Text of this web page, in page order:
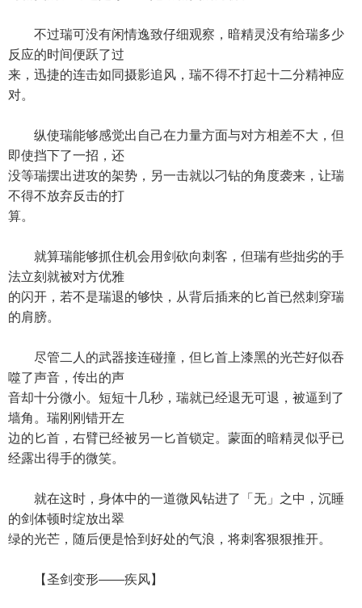
不过瑞可没有闲情逸致仔细观察，暗精灵没有给瑞多少
反应的时间便跃了过
来，迅捷的连击如同摄影追风，瑞不得不打起十二分精神应
对。
纵使瑞能够感觉出自己在力量方面与对方相差不大，但
即使挡下了一招，还
没等瑞摆出进攻的架势，另一击就以刁钻的角度袭来，让瑞
不得不放弃反击的打
算。
就算瑞能够抓住机会用剑砍向刺客，但瑞有些拙劣的手
法立刻就被对方优雅
的闪开，若不是瑞退的够快，从背后插来的匕首已然刺穿瑞
的肩膀。
尽管二人的武器接连碰撞，但匕首上漆黑的光芒好似吞
噬了声音，传出的声
音却十分微小。短短十几秒，瑞就已经退无可退，被逼到了
墙角。瑞刚刚错开左
边的匕首，右臂已经被另一匕首锁定。蒙面的暗精灵似乎已
经露出得手的微笑。
就在这时，身体中的一道微风钻进了「无」之中，沉睡
的剑体顿时绽放出翠
绿的光芒，随后便是恰到好处的气浪，将刺客狠狠推开。
【圣剑变形——疾风】